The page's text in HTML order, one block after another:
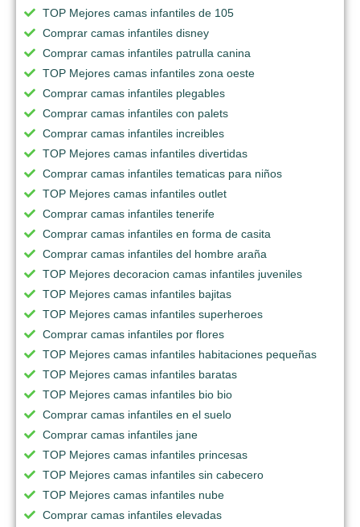
TOP Mejores camas infantiles de 105
Comprar camas infantiles disney
Comprar camas infantiles patrulla canina
TOP Mejores camas infantiles zona oeste
Comprar camas infantiles plegables
Comprar camas infantiles con palets
Comprar camas infantiles increibles
TOP Mejores camas infantiles divertidas
Comprar camas infantiles tematicas para niños
TOP Mejores camas infantiles outlet
Comprar camas infantiles tenerife
Comprar camas infantiles en forma de casita
Comprar camas infantiles del hombre araña
TOP Mejores decoracion camas infantiles juveniles
TOP Mejores camas infantiles bajitas
TOP Mejores camas infantiles superheroes
Comprar camas infantiles por flores
TOP Mejores camas infantiles habitaciones pequeñas
TOP Mejores camas infantiles baratas
TOP Mejores camas infantiles bio bio
Comprar camas infantiles en el suelo
Comprar camas infantiles jane
TOP Mejores camas infantiles princesas
TOP Mejores camas infantiles sin cabecero
TOP Mejores camas infantiles nube
Comprar camas infantiles elevadas